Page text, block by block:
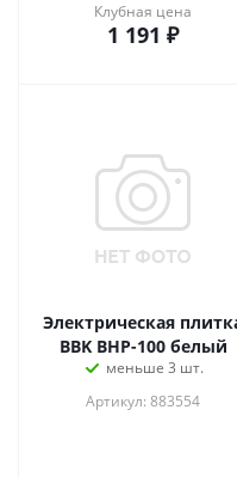
Клубная цена
1 191 ₽
Электрическая
BBK BHP-100 белый
меньше 3 шт.
Артикул: 883554